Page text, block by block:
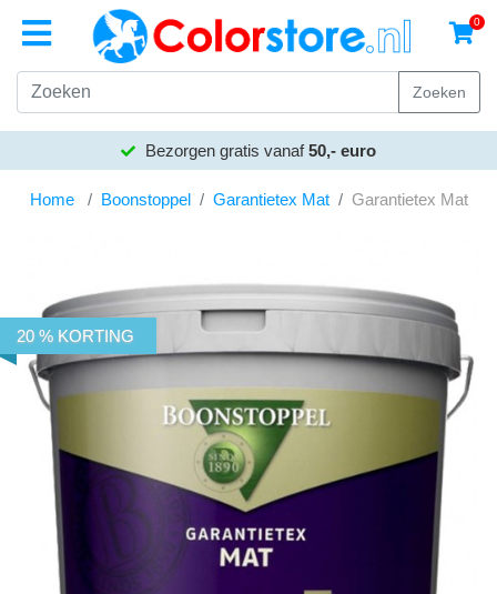
0
Zoeken
Bezorgen gratis vanaf50,- euro
Home Boonstoppel Garantietex Mat Garantietex Mat
20 % KORTING